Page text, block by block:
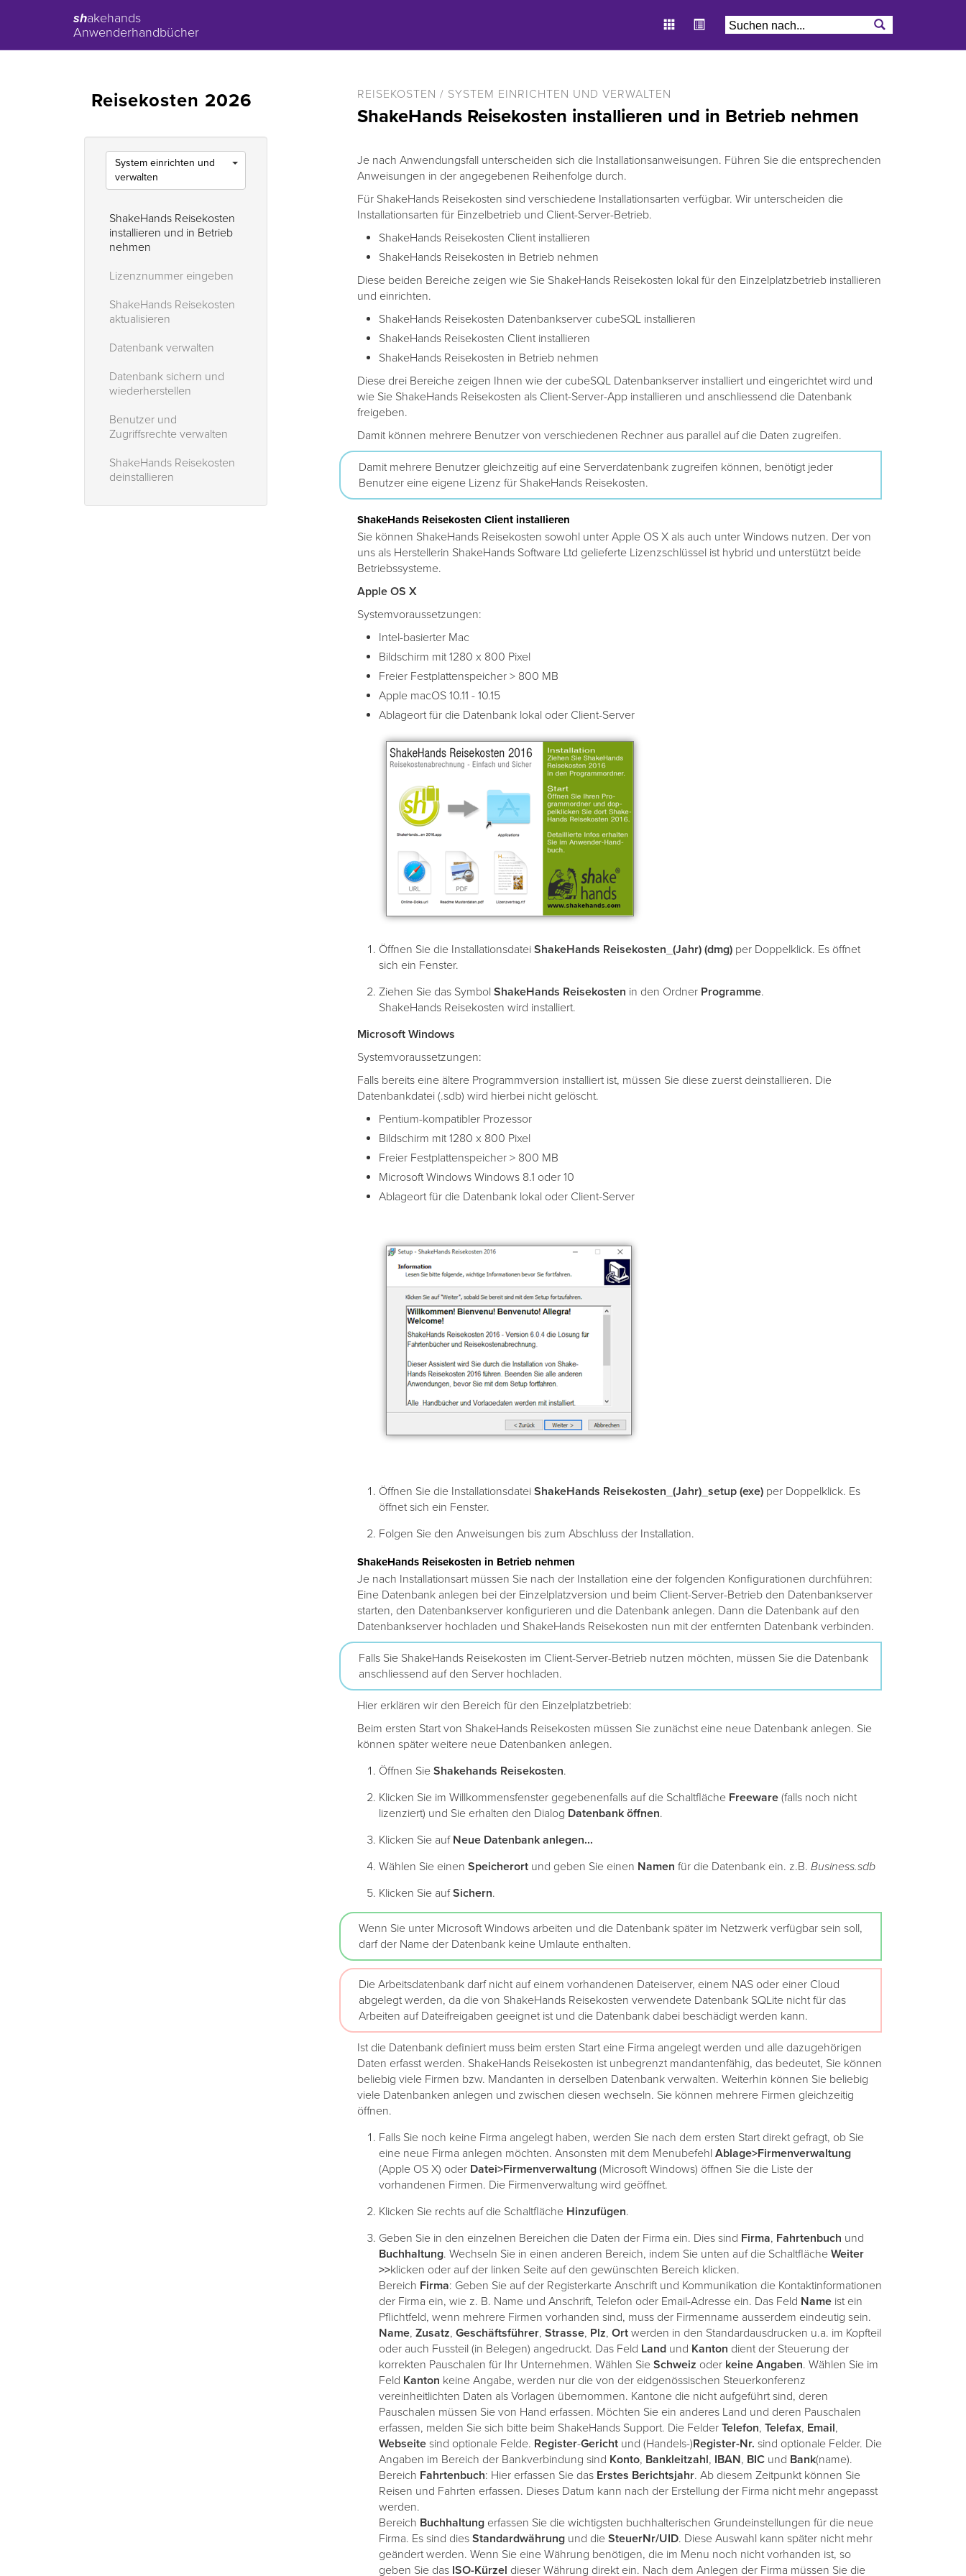
shakehands
Anwenderhandbücher
Reisekosten 2026
System einrichten und
verwalten
ShakeHands Reisekosten
installieren und in Betrieb
nehmen
Lizenznummer eingeben
ShakeHands Reisekosten
aktualisieren
Datenbank verwalten
Datenbank sichern und
wiederherstellen
Benutzer und
Zugriffsrechte verwalten
ShakeHands Reisekosten
deinstallieren
REISEKOSTEN / SYSTEM EINRICHTEN UND VERWALTEN
ShakeHands Reisekosten installieren und in Betrieb nehmen
Je nach Anwendungsfall unterscheiden sich die Installationsanweisungen. Führen Sie die entsprechenden
Anweisungen in der angegebenen Reihenfolge durch.
Für ShakeHands Reisekosten sind verschiedene Installationsarten verfügbar. Wir unterscheiden die
Installationsarten für Einzelbetrieb und Client-Server-Betrieb.
ShakeHands Reisekosten Client installieren
ShakeHands Reisekosten in Betrieb nehmen
Diese beiden Bereiche zeigen wie Sie ShakeHands Reisekosten lokal für den Einzelplatzbetrieb installieren
und einrichten.
ShakeHands Reisekosten Datenbankserver cubeSQL installieren
ShakeHands Reisekosten Client installieren
ShakeHands Reisekosten in Betrieb nehmen
Diese drei Bereiche zeigen Ihnen wie der cubeSQL Datenbankserver installiert und eingerichtet wird und
wie Sie ShakeHands Reisekosten als Client-Server-App installieren und anschliessend die Datenbank
freigeben.
Damit können mehrere Benutzer von verschiedenen Rechner aus parallel auf die Daten zugreifen.
Damit mehrere Benutzer gleichzeitig auf eine Serverdatenbank zugreifen können, benötigt jeder
Benutzer eine eigene Lizenz für ShakeHands Reisekosten.
ShakeHands Reisekosten Client installieren
Sie können ShakeHands Reisekosten sowohl unter Apple OS X als auch unter Windows nutzen. Der von
uns als Herstellerin ShakeHands Software Ltd gelieferte Lizenzschlüssel ist hybrid und unterstützt beide
Betriebssysteme.
Apple OS X
Systemvoraussetzungen:
Intel-basierter Mac
Bildschirm mit 1280 x 800 Pixel
Freier Festplattenspeicher > 800 MB
Apple macOS 10.11 - 10.15
Ablageort für die Datenbank lokal oder Client-Server
Öffnen Sie die Installationsdatei ShakeHands Reisekosten_(Jahr) (dmg) per Doppelklick. Es öffnet
sich ein Fenster.
Ziehen Sie das Symbol ShakeHands Reisekosten in den Ordner Programme.
ShakeHands Reisekosten wird installiert.
Microsoft Windows
Systemvoraussetzungen:
Falls bereits eine ältere Programmversion installiert ist, müssen Sie diese zuerst deinstallieren. Die
Datenbankdatei (.sdb) wird hierbei nicht gelöscht.
Pentium-kompatibler Prozessor
Bildschirm mit 1280 x 800 Pixel
Freier Festplattenspeicher > 800 MB
Microsoft Windows Windows 8.1 oder 10
Ablageort für die Datenbank lokal oder Client-Server
Öffnen Sie die Installationsdatei ShakeHands Reisekosten_(Jahr)_setup (exe) per Doppelklick. Es
öffnet sich ein Fenster.
Folgen Sie den Anweisungen bis zum Abschluss der Installation.
ShakeHands Reisekosten in Betrieb nehmen
Je nach Installationsart müssen Sie nach der Installation eine der folgenden Konfigurationen durchführen:
Eine Datenbank anlegen bei der Einzelplatzversion und beim Client-Server-Betrieb den Datenbankserver
starten, den Datenbankserver konfigurieren und die Datenbank anlegen. Dann die Datenbank auf den
Datenbankserver hochladen und ShakeHands Reisekosten nun mit der entfernten Datenbank verbinden.
Falls Sie ShakeHands Reisekosten im Client-Server-Betrieb nutzen möchten, müssen Sie die Datenbank
anschliessend auf den Server hochladen.
Hier erklären wir den Bereich für den Einzelplatzbetrieb:
Beim ersten Start von ShakeHands Reisekosten müssen Sie zunächst eine neue Datenbank anlegen. Sie
können später weitere neue Datenbanken anlegen.
Öffnen Sie Shakehands Reisekosten.
Klicken Sie im Willkommensfenster gegebenenfalls auf die Schaltfläche Freeware (falls noch nicht
lizenziert) und Sie erhalten den Dialog Datenbank öffnen.
Klicken Sie auf Neue Datenbank anlegen...
Wählen Sie einen Speicherort und geben Sie einen Namen für die Datenbank ein. z.B. Business.sdb
Klicken Sie aufSichern.
Wenn Sie unter Microsoft Windows arbeiten und die Datenbank später im Netzwerk verfügbar sein soll,
darf der Name der Datenbank keine Umlaute enthalten.
Die Arbeitsdatenbank darf nicht auf einem vorhandenen Dateiserver, einem NAS oder einer Cloud
abgelegt werden, da die von ShakeHands Reisekosten verwendete Datenbank SQLite nicht für das
Arbeiten auf Dateifreigaben geeignet ist und die Datenbank dabei beschädigt werden kann.
Ist die Datenbank definiert muss beim ersten Start eine Firma angelegt werden und alle dazugehörigen
Daten erfasst werden. ShakeHands Reisekosten ist unbegrenzt mandantenfähig, das bedeutet, Sie können
beliebig viele Firmen bzw. Mandanten in derselben Datenbank verwalten. Weiterhin können Sie beliebig
viele Datenbanken anlegen und zwischen diesen wechseln. Sie können mehrere Firmen gleichzeitig
öffnen.
Falls Sie noch keine Firma angelegt haben, werden Sie nach dem ersten Start direkt gefragt, ob Sie
eine neue Firma anlegen möchten. Ansonsten mit dem Menubefehl Ablage>Firmenverwaltung
(Apple OS X) oder Datei>Firmenverwaltung (Microsoft Windows) öffnen Sie die Liste der
vorhandenen Firmen. Die Firmenverwaltung wird geöffnet.
Klicken Sie rechts auf die Schaltfläche Hinzufügen.
Geben Sie in den einzelnen Bereichen die Daten der Firma ein. Dies sind Firma, Fahrtenbuch und
Buchhaltung. Wechseln Sie in einen anderen Bereich, indem Sie unten auf die Schaltfläche Weiter
>>klicken oder auf der linken Seite auf den gewünschten Bereich klicken.
Bereich Firma: Geben Sie auf der Registerkarte Anschrift und Kommunikation die Kontaktinformationen
der Firma ein, wie z. B. Name und Anschrift, Telefon oder Email-Adresse ein. Das Feld Name ist ein
Pflichtfeld, wenn mehrere Firmen vorhanden sind, muss der Firmenname ausserdem eindeutig sein.
Name, Zusatz, Geschäftsführer, Strasse, Plz, Ort werden in den Standardausdrucken u.a. im Kopfteil
oder auch Fussteil (in Belegen) angedruckt. Das Feld Land und Kanton dient der Steuerung der
korrekten Pauschalen für Ihr Unternehmen. Wählen Sie Schweiz oder keine Angaben. Wählen Sie im
Feld Kanton keine Angabe, werden nur die von der eidgenössischen Steuerkonferenz
vereinheitlichten Daten als Vorlagen übernommen. Kantone die nicht aufgeführt sind, deren
Pauschalen müssen Sie von Hand erfassen. Möchten Sie ein anderes Land und deren Pauschalen
erfassen, melden Sie sich bitte beim ShakeHands Support. Die Felder Telefon, Telefax, Email,
Webseite sind optionale Felde. Register-Gericht und (Handels-)Register-Nr. sind optionale Felder. Die
Angaben im Bereich der Bankverbindung sind Konto, Bankleitzahl, IBAN, BIC und Bank(name).
Bereich Fahrtenbuch: Hier erfassen Sie das Erstes Berichtsjahr. Ab diesem Zeitpunkt können Sie
Reisen und Fahrten erfassen. Dieses Datum kann nach der Erstellung der Firma nicht mehr angepasst
werden.
Bereich Buchhaltung erfassen Sie die wichtigsten buchhalterischen Grundeinstellungen für die neue
Firma. Es sind dies Standardwährung und die SteuerNr/UID. Diese Auswahl kann später nicht mehr
geändert werden. Wenn Sie eine Währung benötigen, die im Menu noch nicht vorhanden ist, so
geben Sie das ISO-Kürzel dieser Währung direkt ein. Nach dem Anlegen der Firma müssen Sie die